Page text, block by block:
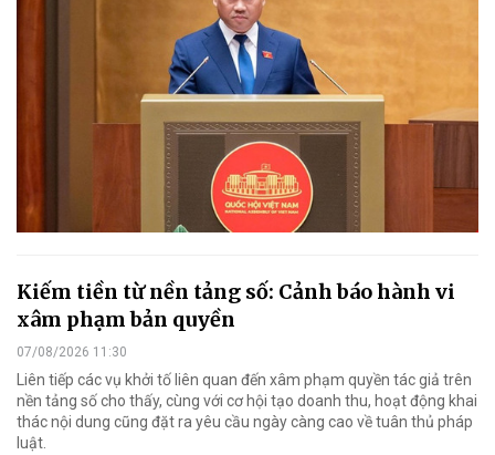
Kiếm tiền từ nền tảng số: Cảnh báo hành vi
xâm phạm bản quyền
07/08/2026 11:30
Liên tiếp các vụ khởi tố liên quan đến xâm phạm quyền tác giả trên
nền tảng số cho thấy, cùng với cơ hội tạo doanh thu, hoạt động khai
thác nội dung cũng đặt ra yêu cầu ngày càng cao về tuân thủ pháp
luật.